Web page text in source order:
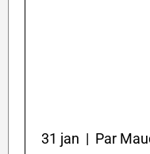
31 jan | Par